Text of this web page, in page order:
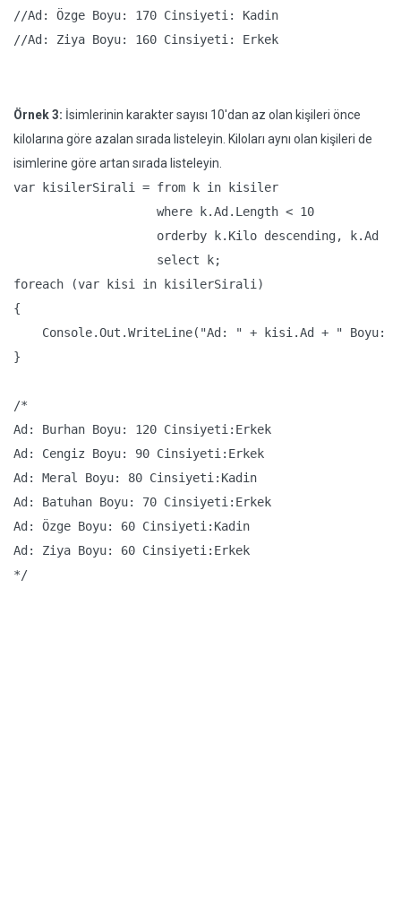
//Ad: Özge Boyu: 170 Cinsiyeti: Kadin
//Ad: Ziya Boyu: 160 Cinsiyeti: Erkek
Örnek 3: İsimlerinin karakter sayısı 10'dan az olan kişileri önce
kilolarına göre azalan sırada listeleyin. Kiloları aynı olan kişileri de
isimlerine göre artan sırada listeleyin.
var kisilerSirali = from k in kisiler
                    where k.Ad.Length < 10
                    orderby k.Kilo descending, k.Ad
                    select k;
foreach (var kisi in kisilerSirali)
{
Console.Out.WriteLine("Ad: " + kisi.Ad + " Boyu:
}
/*
Ad: Burhan Boyu: 120 Cinsiyeti:Erkek
Ad: Cengiz Boyu: 90 Cinsiyeti:Erkek
Ad: Meral Boyu: 80 Cinsiyeti:Kadin
Ad: Batuhan Boyu: 70 Cinsiyeti:Erkek
Ad: Özge Boyu: 60 Cinsiyeti:Kadin
Ad: Ziya Boyu: 60 Cinsiyeti:Erkek
*/